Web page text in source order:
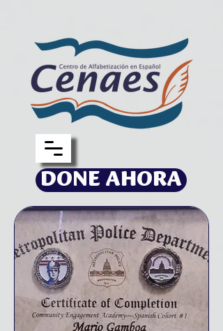
DONE AHORA